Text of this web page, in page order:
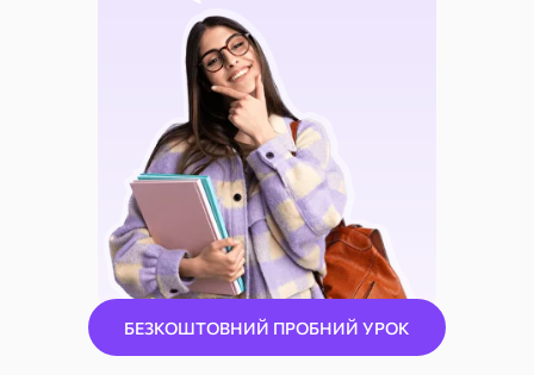
БЕЗКОШТОВНИЙ ПРОБНИЙ УРОК